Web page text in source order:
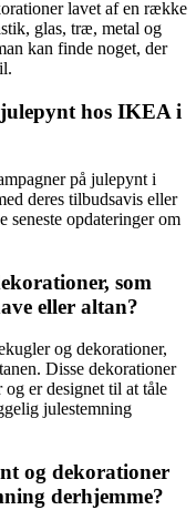
lavet af en række
glas, træ, metal og
kan finde noget, der
hos IKEA i
på julepynt i
deres tilbudsavis eller
seneste opdateringer om
som
eller altan?
og dekorationer,
Disse dekorationer
er designet til at tåle
julestemning
og dekorationer
derhjemme?